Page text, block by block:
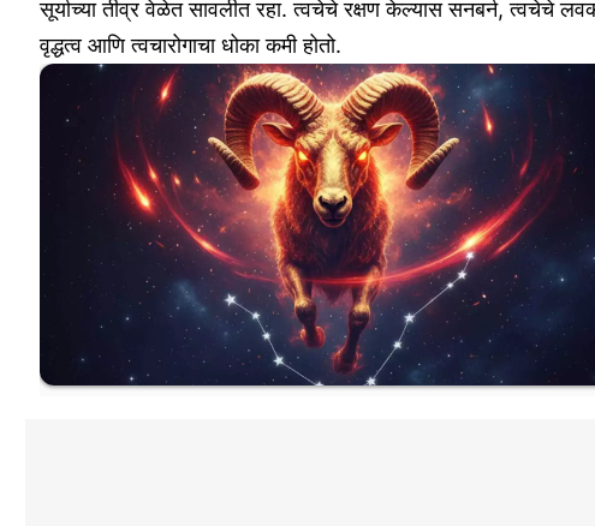
सूर्याच्या तीव्र वेळेत सावलीत रहा. त्वचेचे रक्षण केल्यास सनबर्न, त्वचेचे
वृद्धत्व आणि त्वचारोगाचा धोका कमी होतो.